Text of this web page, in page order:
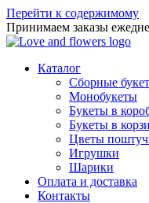
Перейти к содержимому
Принимаем заказы
Каталог
Сборные
Монобукеты
Букеты в
Букеты в
Цветы
Игрушки
Шарики
Оплата и доставка
Контакты